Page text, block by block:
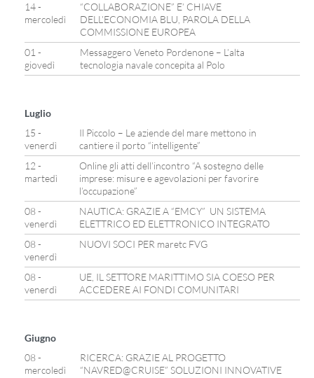
14 -
mercoledì
“COLLABORAZIONE” E’ CHIAVE
DELL’ECONOMIA BLU, PAROLA DELLA
COMMISSIONE EUROPEA
01 -
giovedì
Messaggero Veneto Pordenone – L’alta
tecnologia navale concepita al Polo
Luglio
15 -
venerdì
Il Piccolo – Le aziende del mare mettono in
cantiere il porto “intelligente”
12 -
martedì
Online gli atti dell’incontro “A sostegno delle
imprese: misure e agevolazioni per favorire
l’occupazione”
08 -
venerdì
NAUTICA: GRAZIE A “EMCY” UN SISTEMA
ELETTRICO ED ELETTRONICO INTEGRATO
08 -
venerdì
NUOVI SOCI PER maretc FVG
08 -
venerdì
UE, IL SETTORE MARITTIMO SIA COESO PER
ACCEDERE AI FONDI COMUNITARI
Giugno
08 -
mercoledì
RICERCA: GRAZIE AL PROGETTO
“NAVRED@CRUISE” SOLUZIONI INNOVATIVE